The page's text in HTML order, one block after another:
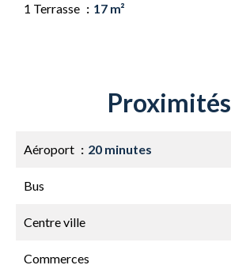
1 Terrasse 17 m²
Proximités
Aéroport 20 minutes
Bus
Centre ville
Commerces